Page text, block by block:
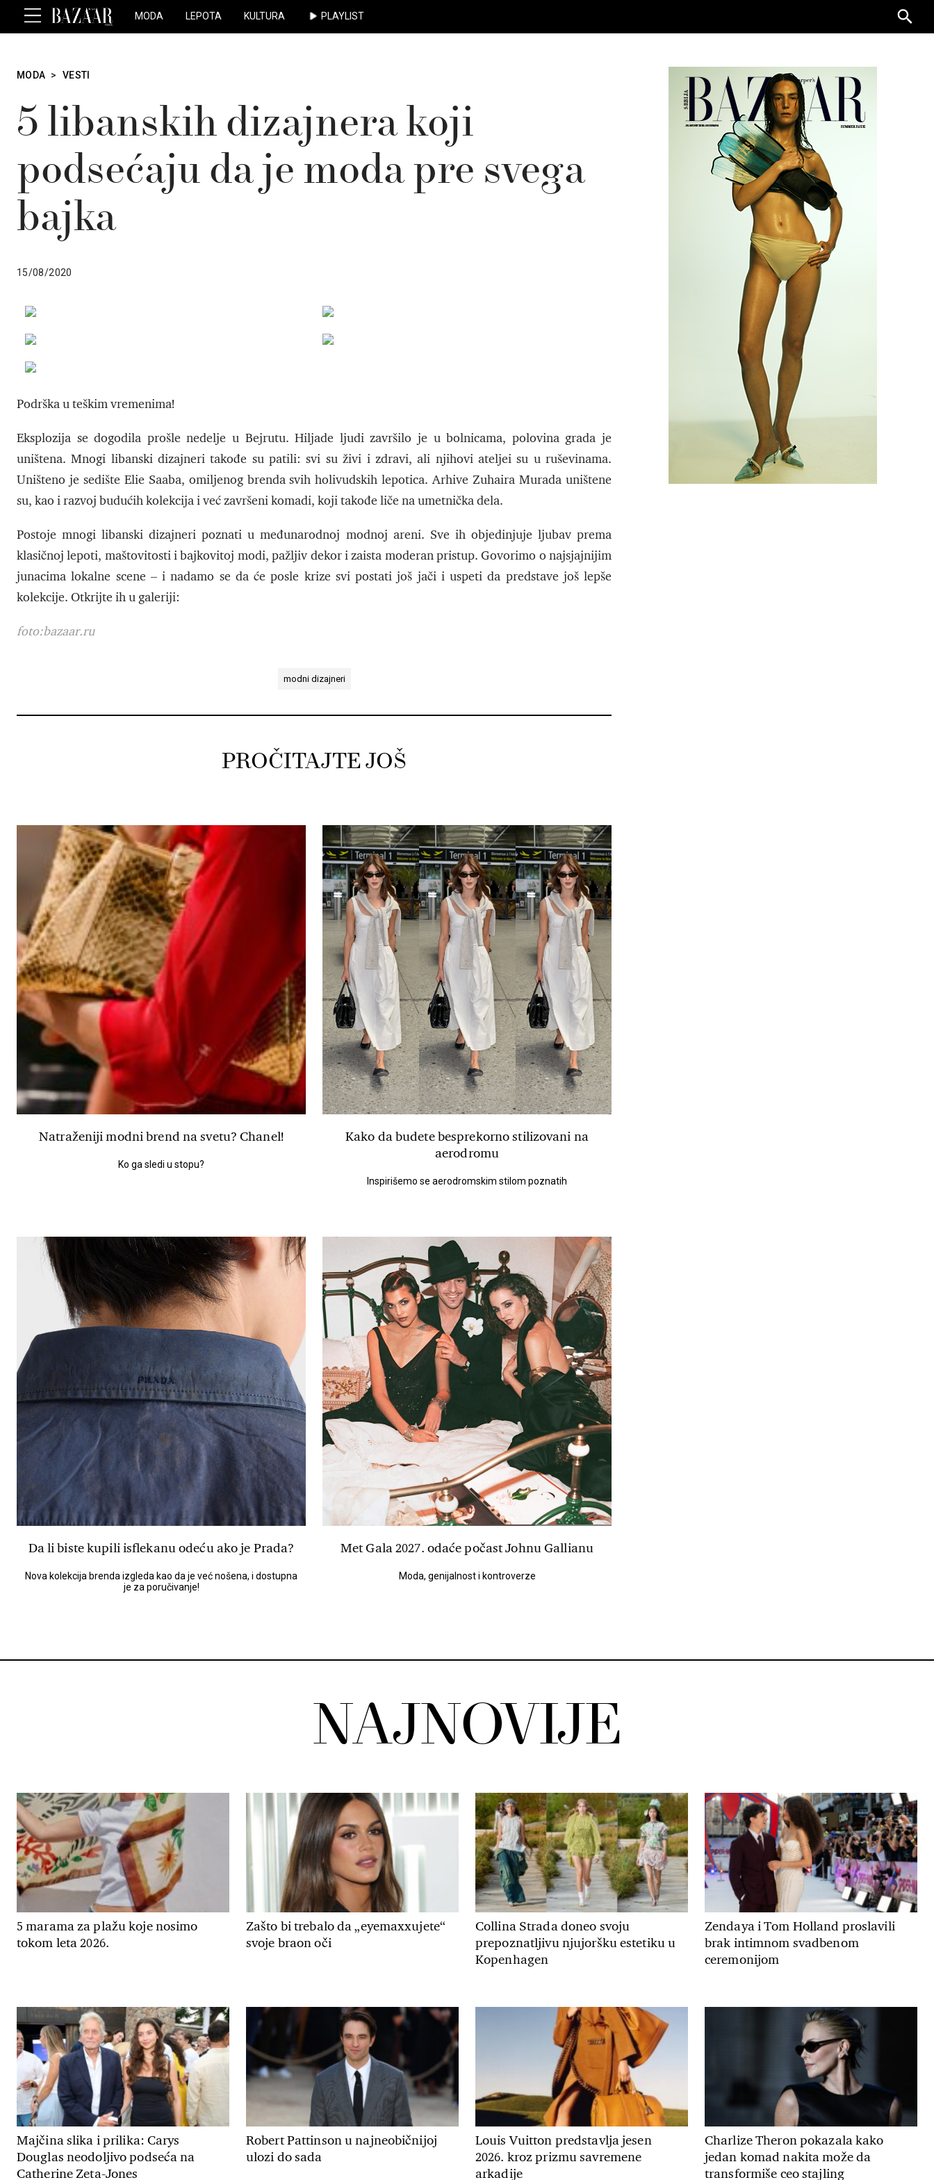
MODA LEPOTA KULTURA PLAYLIST
for:
MODA > VESTI
5 libanskih dizajnera koji
podsećaju da je moda pre svega
bajka
15/08/2020
Podrška u teškim vremenima!
Eksplozija se dogodila prošle nedelje u Bejrutu. Hiljade ljudi završilo je u bolnicama, polovina grada je
uništena. Mnogi libanski dizajneri takođe su patili: svi su živi i zdravi, ali njihovi ateljei su u ruševinama.
Uništeno je sedište Elie Saaba, omiljenog brenda svih holivudskih lepotica. Arhive Zuhaira Murada uništene
su, kao i razvoj budućih kolekcija i već završeni komadi, koji takođe liče na umetnička dela.
Postoje mnogi libanski dizajneri poznati u međunarodnoj modnoj areni. Sve ih objedinjuje ljubav prema
klasičnoj lepoti, maštovitosti i bajkovitoj modi, pažljiv dekor i zaista moderan pristup. Govorimo o najsjajnijim
junacima lokalne scene – i nadamo se da će posle krize svi postati još jači i uspeti da predstave još lepše
kolekcije. Otkrijte ih u galeriji:
foto:bazaar.ru
modni dizajneri
PROČITAJTE JOŠ
Natraženiji modni brend na svetu? Chanel!
Ko ga sledi u stopu?
Kako da budete besprekorno stilizovani na
aerodromu
Inspirišemo se aerodromskim stilom poznatih
Da li biste kupili isflekanu odeću ako je Prada?
Nova kolekcija brenda izgleda kao da je već nošena, i dostupna
je za poručivanje!
Met Gala 2027. odaće počast Johnu Gallianu
Moda, genijalnost i kontroverze
NAJNOVIJE
5 marama za plažu koje nosimo
tokom leta 2026.
Zašto bi trebalo da „eyemaxxujete“
svoje braon oči
Collina Strada doneo svoju
prepoznatljivu njujoršku estetiku u
Kopenhagen
Zendaya i Tom Holland proslavili
brak intimnom svadbenom
ceremonijom
Majčina slika i prilika: Carys
Douglas neodoljivo podseća na
Catherine Zeta-Jones
Robert Pattinson u najneobičnijoj
ulozi do sada
Louis Vuitton predstavlja jesen
2026. kroz prizmu savremene
arkadije
Charlize Theron pokazala kako
jedan komad nakita može da
transformiše ceo stajling